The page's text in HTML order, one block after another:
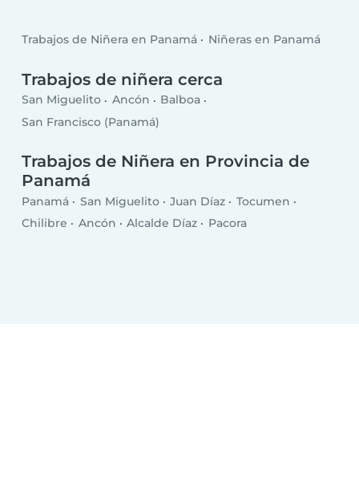
Trabajos de Niñera en Panamá Niñeras en Panamá
Trabajos de niñera cerca
San Miguelito Ancón
Balboa
San Francisco (Panamá)
Trabajos de Niñera en Provincia de
Panamá
Panamá San Miguelito Juan Díaz
Tocumen
Chilibre
Ancón Alcalde Díaz Pacora